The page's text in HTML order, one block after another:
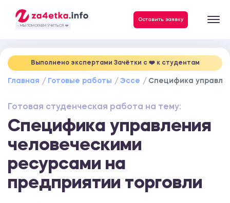
- МЫ ПОМОГАЕМ УЧИТЬСЯ ❤️
Оставить заявку
Выполнено экспертами Зачётки c ❤️ к студентам
Главная Готовые работы Эссе Специфика
Готовая студенческая работа на тему:
Специфика управления
человеческими
ресурсами на
предприятии торговли